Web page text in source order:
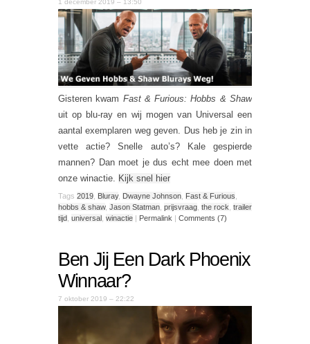
1 december 2019 – 13:50
Gisteren kwam Fast & Furious: Hobbs & Shaw
uit op blu-ray en wij mogen van Universal een
aantal exemplaren weg geven. Dus heb je zin in
vette actie? Snelle auto’s? Kale gespierde
mannen? Dan moet je dus echt mee doen met
onze winactie.
Kijk snel hier
Tags 2019 Bluray, Dwayne Johnson Fast & Furious
hobbs & shaw, Jason Statman prijsvraag the rock trailer
tijd universal winactie Permalink Comments (7)
Ben Jij Een Dark Phoenix
Winnaar?
7 oktober 2019 – 22:22